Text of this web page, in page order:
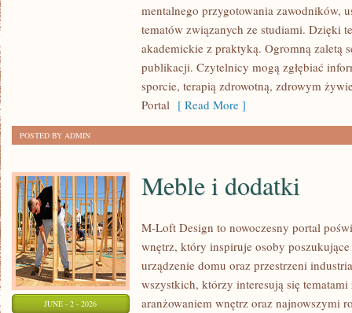
CIEKAWOSTKI
mentalnego przygotowania zawodników,
tematów związanych ze studiami. Dzięki
akademickie z praktyką. Ogromną zaletą
publikacji. Czytelnicy mogą zgłębiać
sporcie, terapią zdrowotną, zdrowym
Portal [ Read More ]
POSTED BY ADMIN
JUNE - 2 - 2026
Meble i dodatki
M-Loft Design to nowoczesny portal
wnętrz, który inspiruje osoby
urządzenie domu oraz przestrzeni
wszystkich, którzy interesują się
aranżowaniem wnętrz oraz najnowszymi